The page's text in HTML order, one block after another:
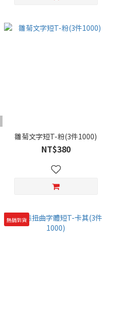
雛菊文字短T-粉(3件1000)
NT$380
熱銷到貨